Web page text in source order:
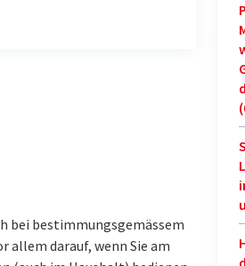
bei bestimmungsgemässem
allem darauf, wenn Sie am